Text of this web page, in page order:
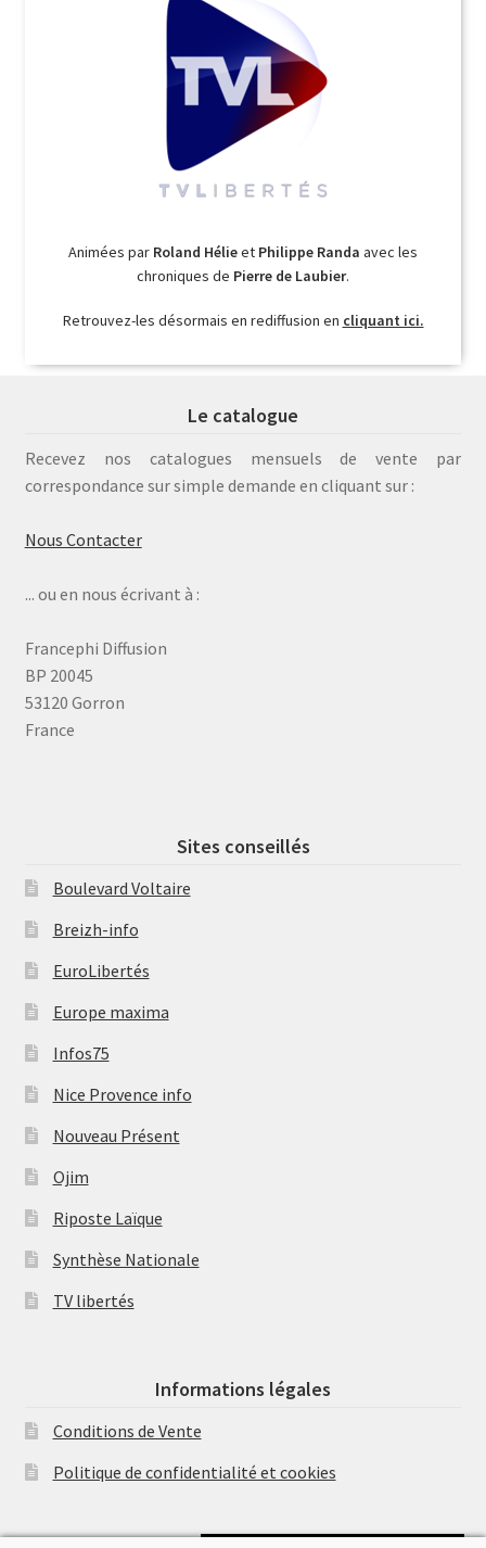
Animées par Roland Hélieet Philippe Randa avec les
chroniques de Pierre de Laubier.
Retrouvez-les désormais en rediffusion en cliquant ici.
Le catalogue
Recevez nos catalogues mensuels de vente par
correspondance sur simple demande en cliquant sur :
Nous Contacter
... ou en nous écrivant à :
Francephi Diffusion
BP 20045
53120 Gorron
France
Sites conseillés
Boulevard Voltaire
Breizh-info
EuroLibertés
Europe maxima
Infos75
Nice Provence info
Nouveau Présent
Ojim
Riposte Laïque
Synthèse Nationale
TV libertés
Informations légales
Conditions de Vente
Politique de confidentialité et cookies